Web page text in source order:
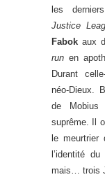
les
Justice
Fabok aux
run en
Durant
néo-Dieux.
de Mobius
suprême. Il
le
l’identité
mais… trois